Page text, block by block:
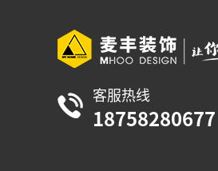
客服热线
18758280677